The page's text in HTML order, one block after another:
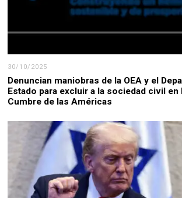
30/10/2025
Denuncian maniobras de la OEA y el
Estado para excluir a la sociedad civil en
Cumbre de las Américas